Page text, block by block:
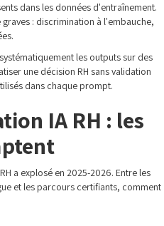
dans les données d'entraînement.
: discrimination à l'embauche,
les outputs sur des
une décision RH sans validation
dans chaque prompt.
IA RH : les
a explosé en 2025-2026. Entre les
et les parcours certifiants, comment